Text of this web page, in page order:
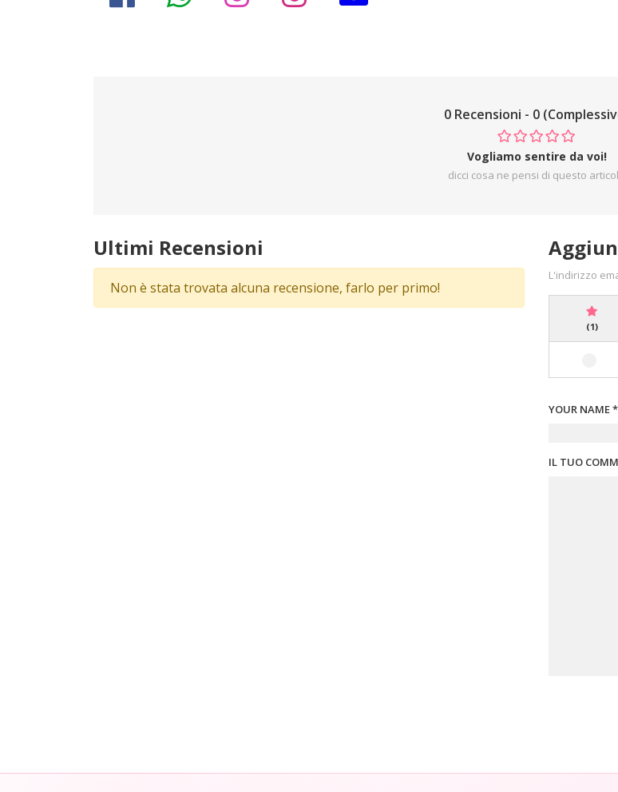
0 Recensioni - 0
Vogliamo sentire da voi!
dicci cosa ne pensi di questo
Ultimi Recensioni
Non è stata trovata alcuna recensione, farlo per primo!
L'indirizzo
(1)
YOUR NAME *
IL TUO